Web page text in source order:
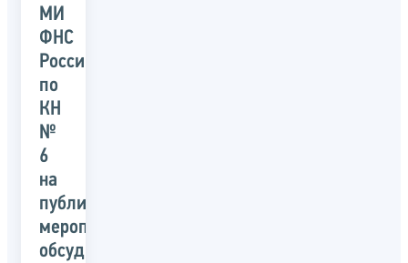
МИ
ФНС
России
по
КН
№
6
на
публичном
мероприятии
обсудили